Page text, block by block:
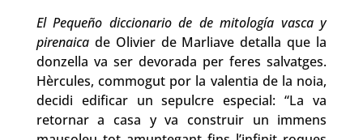
El Pequeño diccionario de de mitología vasca y
pirenaicade Olivier de Marliave detalla que la
donzella va ser devorada per feres salvatges.
Hèrcules, commogut por la valentia de la noia,
decidi edificar un sepulcre especial: “La va
retornar a casa y va construir un immens